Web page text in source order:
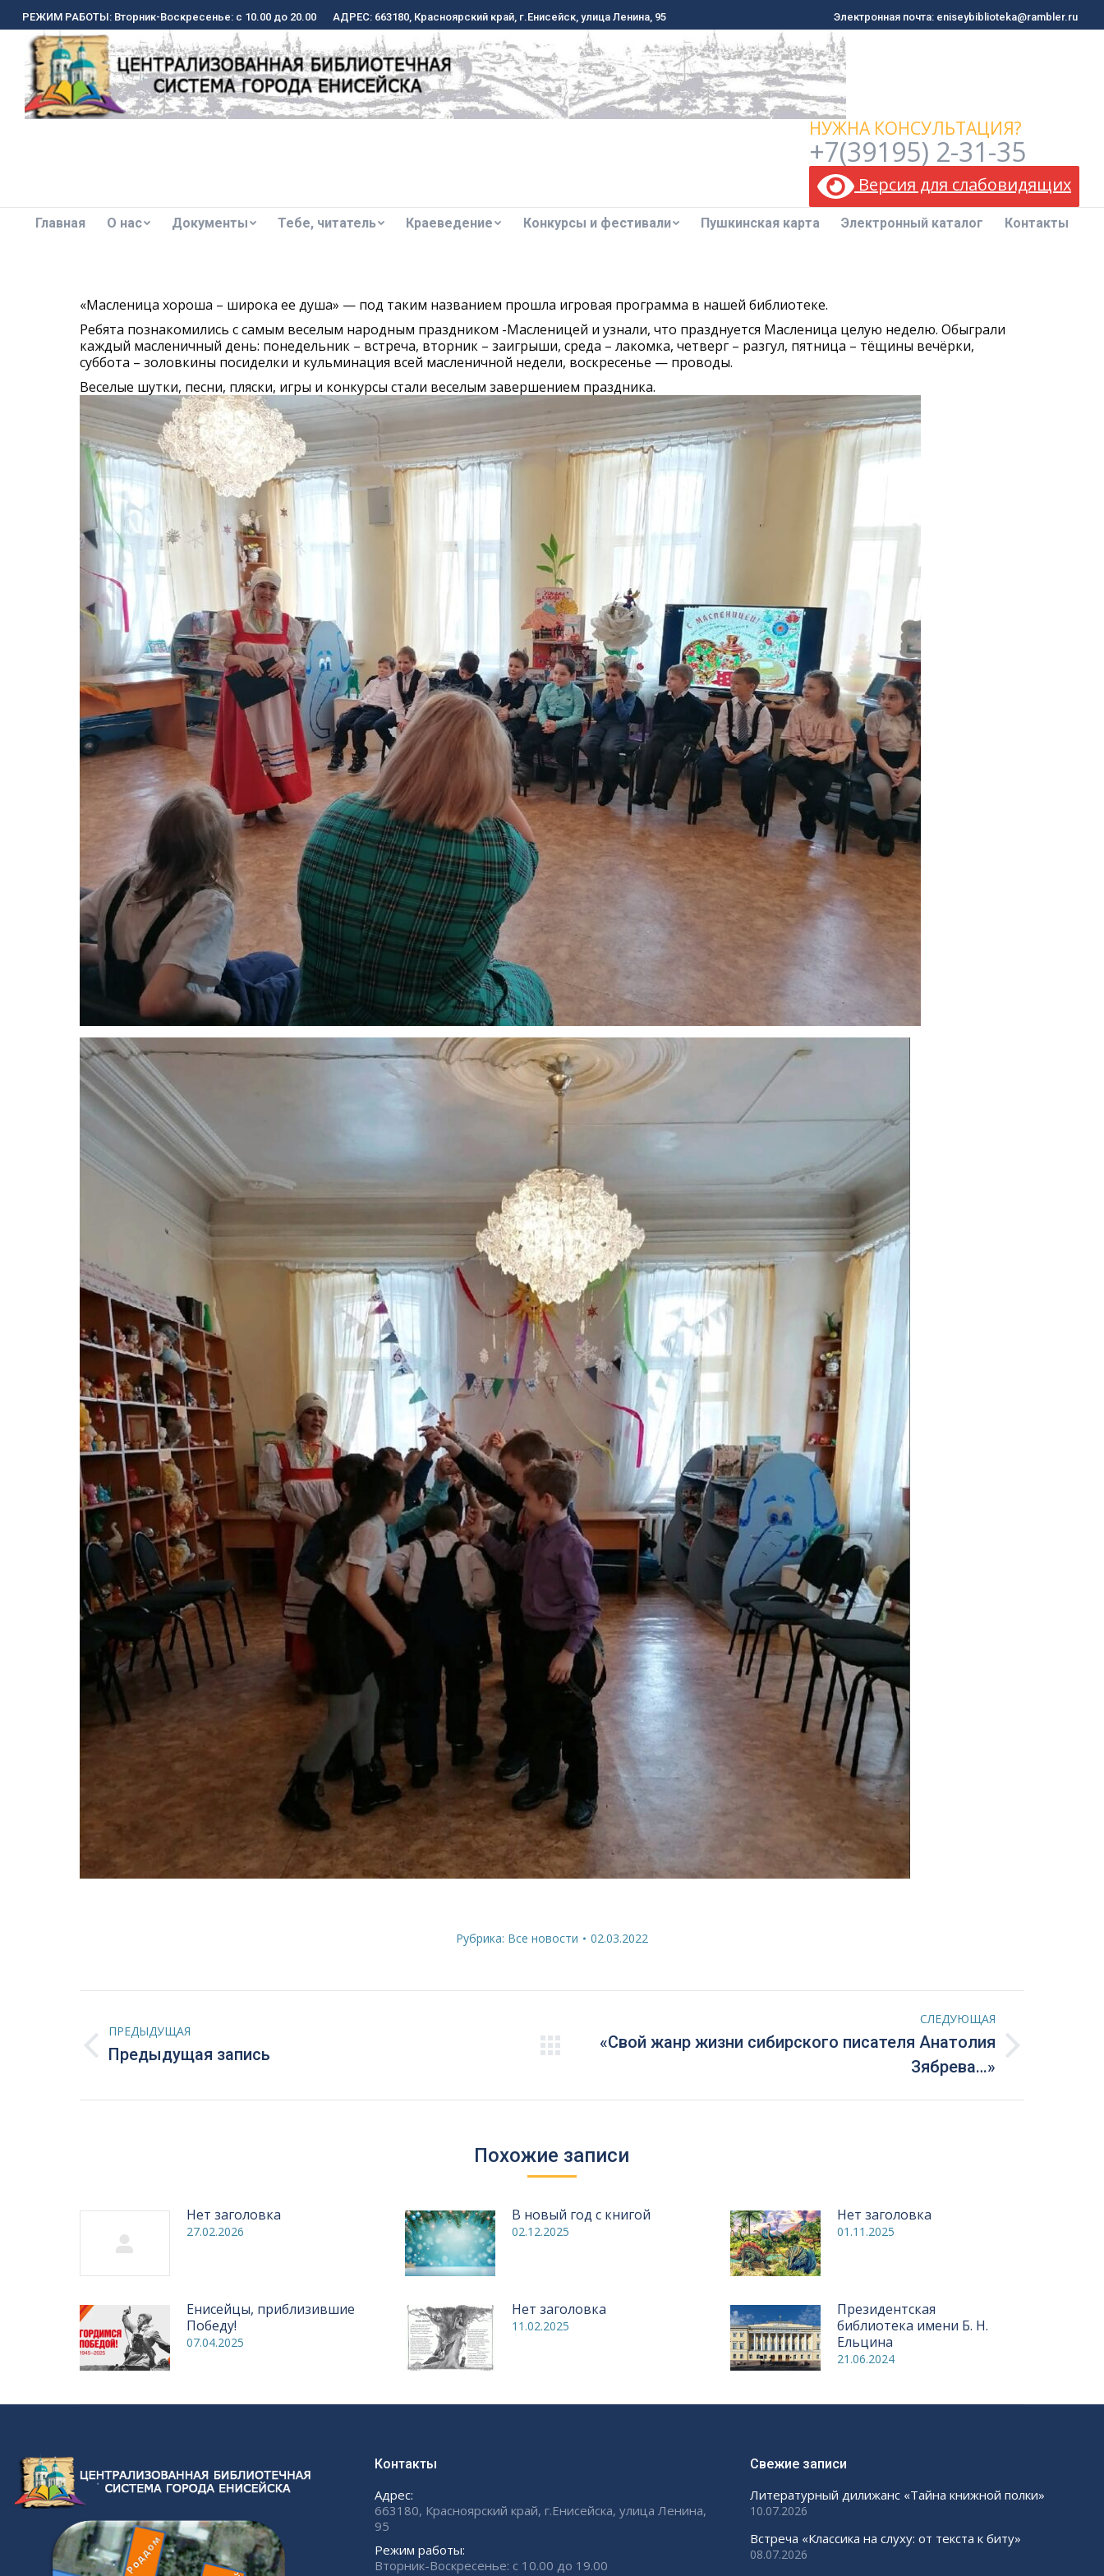
РЕЖИМ РАБОТЫ: Вторник-Воскресенье: с 10.00 до 20.00 АДРЕС: 663180, Красноярский край, г.Енисейск, улица Ленина, 95 Электронная почта: eniseybiblioteka@rambler.ru
НУЖНА КОНСУЛЬТАЦИЯ?
+7(39195) 2-31-35
Версия для слабовидящих
Главная О нас Документы Тебе, читатель Краеведение Конкурсы и фестивали Пушкинская карта Электронный каталог Контакты
«Масленица хороша – широка ее душа» — под таким названием прошла игровая программа в нашей библиотеке.
Ребята познакомились с самым веселым народным праздником -Масленицей и узнали, что празднуется Масленица целую неделю. Обыграли
каждый масленичный день: понедельник – встреча, вторник – заигрыши, среда – лакомка, четверг – разгул, пятница – тёщины вечёрки,
суббота – золовкины посиделки и кульминация всей масленичной недели, воскресенье — проводы.
Веселые шутки, песни, пляски, игры и конкурсы стали веселым завершением праздника.
Рубрика: Все новости 02.03.2022
поПРЕДЫДУЩАЯ
Предыдущая
запись:
Предыдущая запись
СЛЕДУЮЩАЯ
Следующая
«Свой жанр жизни сибирского писателя Анатолия
Зябрева…»
Похожие записи
Нет заголовка
27.02.2026
В новый год с книгой
02.12.2025
Нет заголовка
01.11.2025
Енисейцы, приблизившие
Победу!
07.04.2025
Нет заголовка
11.02.2025
Президентская
библиотека имени Б. Н.
Ельцина
21.06.2024
Контакты
Адрес:
663180, Красноярский край, г.Енисейска, улица Ленина,
95
Режим работы:
Вторник-Воскресенье: с 10.00 до 19.00
Свежие записи
Литературный дилижанс «Тайна книжной полки»
10.07.2026
Встреча «Классика на слуху: от текста к биту»
08.07.2026
РЕЖИМ РАБОТЫ: Вторник-Воскресенье: с 10.00 до 20.00 АДРЕС: 663180, Красноярский край, г.Енисейск, улица Ленина, 95 Электронная почта: eniseybiblioteka@rambler.ru
Главная О нас Документы Тебе, читатель Краеведение Конкурсы и фестивали Пушкинская карта Электронный каталог